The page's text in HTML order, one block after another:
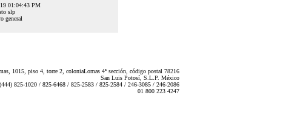
01:04:43 PM
slp
general
1015, piso 4, torre 2, coloniaLomas 4ª sección, código postal 78216
San Luis Potosí, S.L.P. México
825-1020 / 825-6468 / 825-2583 / 825-2584 / 246-3085 / 246-2086
01 800 223 4247